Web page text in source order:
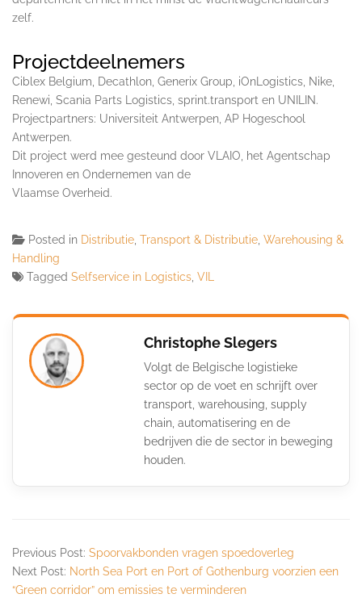
zelf.
Projectdeelnemers
Ciblex Belgium, Decathlon, Generix Group, iOnLogistics, Nike,
Renewi, Scania Parts Logistics, sprint.transport en UNILIN.
Projectpartners: Universiteit Antwerpen, AP Hogeschool
Antwerpen.
Dit project werd mee gesteund door VLAIO, het Agentschap
Innoveren en Ondernemen van de
Vlaamse Overheid.
Posted in Distributie, Transport & Distributie, Warehousing &
Handling
Tagged Selfservice in Logistics, VIL
Christophe Slegers
Volgt de Belgische logistieke
sector op de voet en schrijft over
transport, warehousing, supply
chain, automatisering en de
bedrijven die de sector in beweging
houden.
Previous Post: Spoorvakbonden vragen spoedoverleg
Next Post: North Sea Port en Port of Gothenburg voorzien een
“Green corridor” om emissies te verminderen